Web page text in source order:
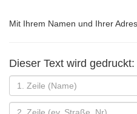
Mit Ihrem Namen und Ihrer
Dieser Text wird gedruckt: